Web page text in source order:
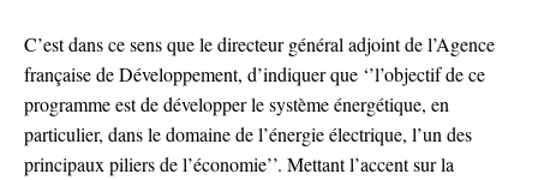
C’est dans ce sens que le directeur général adjoint de l’Agence
française de Développement, d’indiquer que ‘’l’objectif de ce
programme est de développer le système énergétique, en
particulier, dans le domaine de l’énergie électrique, l’un des
principaux piliers de l’économie’’. Mettant l’accent sur la